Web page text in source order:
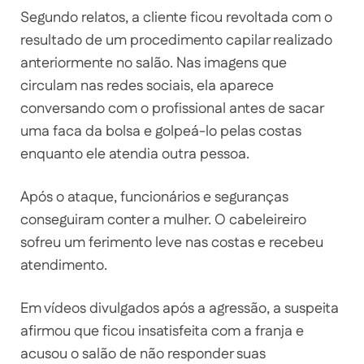
Segundo relatos, a cliente ficou revoltada com o
resultado de um procedimento capilar realizado
anteriormente no salão. Nas imagens que
circulam nas redes sociais, ela aparece
conversando com o profissional antes de sacar
uma faca da bolsa e golpeá-lo pelas costas
enquanto ele atendia outra pessoa.
Após o ataque, funcionários e seguranças
conseguiram conter a mulher. O cabeleireiro
sofreu um ferimento leve nas costas e recebeu
atendimento.
Em vídeos divulgados após a agressão, a suspeita
afirmou que ficou insatisfeita com a franja e
acusou o salão de não responder suas